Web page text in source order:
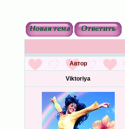
Автор
Viktoriya